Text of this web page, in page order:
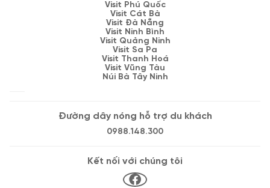
Visit Phú Quốc
Visit Cát Bà
Visit Đà Nẵng
Visit Ninh Bình
Visit Quảng Ninh
Visit Sa Pa
Visit Thanh Hoá
Visit Vũng Tàu
Núi Bà Tây Ninh
Đường dây nóng hỗ trợ du khách
0988.148.300
Kết nối với chúng tôi